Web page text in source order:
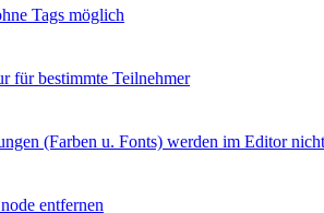
Tags möglich
für bestimmte Teilnehmer
(Farben u. Fonts) werden im Editor
entfernen